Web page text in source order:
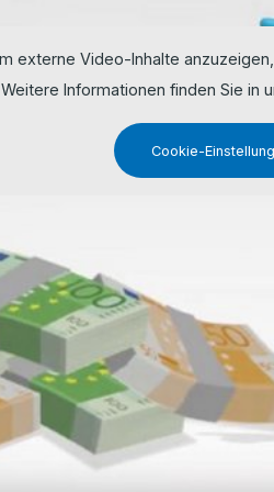
externe Video-Inhalte
Weitere Informationen finden Sie in
Cookie-